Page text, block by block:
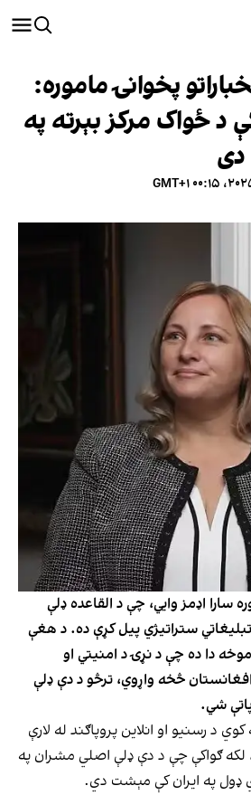
پخوانۍ ماموره:
د ځواک مرکز بېرته په
دی
سارا اډمز وایي، چې د القاعده ډلې
ستراتیژي پیل کړې ده. د هغې
دا ده چې د نړۍ د امنیتي او
افغانستان څخه واړوي، ترڅو د دې ډلې
شي.
د رسنیو او انلاین پروپاګند له لارې
لکه ګواکې چې د دې ډلې اصلي مشران په
ډول په ایران کې مېشت دي.